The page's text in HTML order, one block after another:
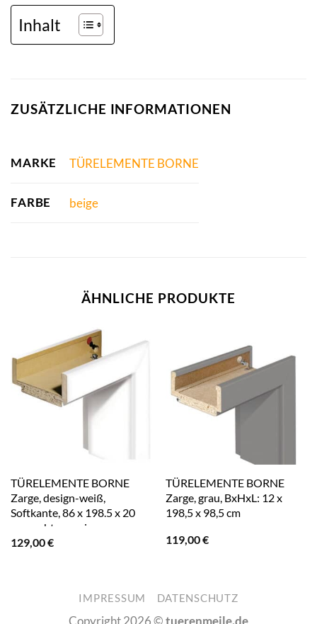
Inhalt
ZUSÄTZLICHE INFORMATIONEN
MARKE TÜRELEMENTE BORNE
FARBE beige
ÄHNLICHE PRODUKTE
TÜRELEMENTE BORNE
Zarge, design-weiß,
Softkante, 86 x 198.5 x 20
cm, rechts – weiss
129,00€
TÜRELEMENTE BORNE
Zarge, grau, BxHxL: 12 x
198,5 x 98,5 cm
119,00€
IMPRESSUM DATENSCHUTZ
Copyright 2026 ©tuerenmeile.de